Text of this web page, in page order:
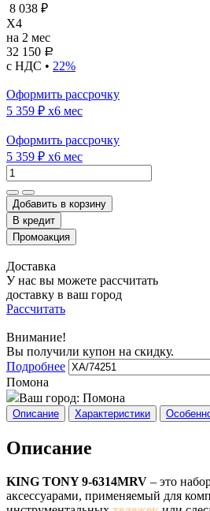
8 038 ₽
X4
на 2 мес
32 150 Р
с НДС • 22%
Оформить рассрочку
5 359 ₽ x6 мес
Оформить рассрочку
5 359 ₽ x6 мес
Добавить в корзину
Доставка
У нас вы можете рассчитать
доставку в ваш город
Рассчитать
Внимание!
Вы получили купон на скидку.
Подробнее
Помона
Ваш город: Помона
Описание Характеристики
Описание
KING TONY 9-6314MRV – это
аксессуарами, применяемый для